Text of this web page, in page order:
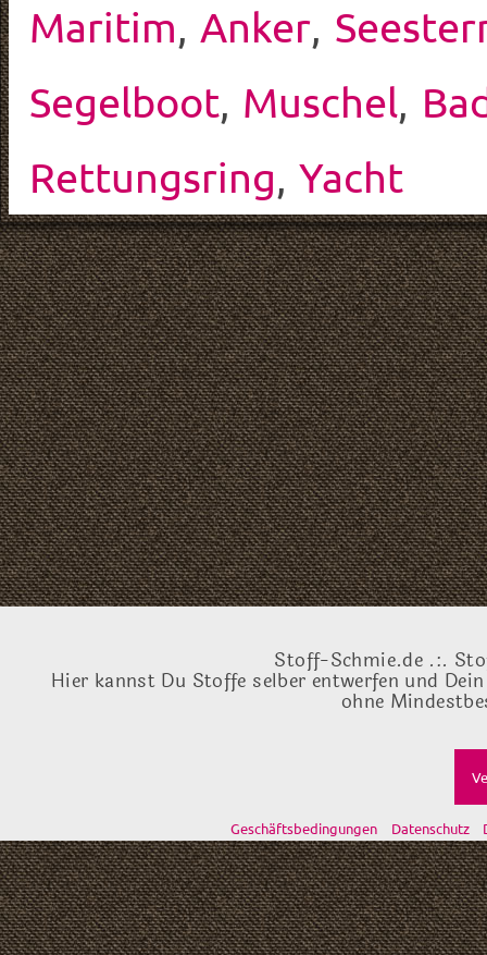
Maritim, Anker,
Segelboot, Muschel,
Rettungsring, Yacht
Stoff-Schmie.de .:.
Hier kannst Du Stoffe selber entwerfen und
ohne
Geschäftsbedingungen Datenschutz